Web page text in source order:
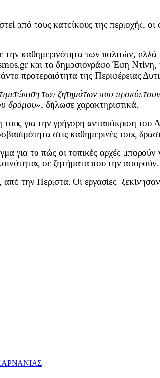
από τους κατοίκους της περιοχής,
καθημερινότητα των πολιτών, αλλά
και τα δημοσιογράφο Έφη Ντίνη,
προτεραιότητα της Περιφέρειας
των ζητημάτων που
δρόμου», δήλωσε χαρακτηριστικά.
για την γρήγορη ανταπόκριση
στις καθημερινές τους
το πώς οι τοπικές αρχές μπορούν
σε ζητήματα που την αφορούν.
την Περίστα. Οι εργασίες